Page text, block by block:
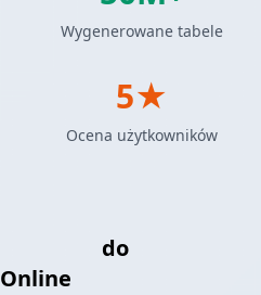
do
Online
Wygenerowane tabele
5★
Ocena użytkowników